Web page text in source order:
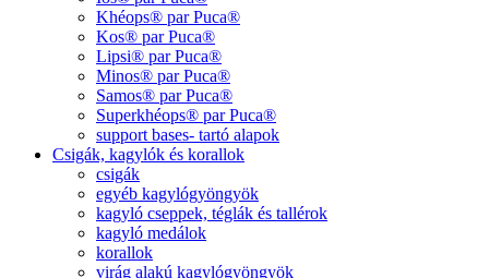
Khéops® par Puca®
Kos® par Puca®
Lipsi® par Puca®
Minos® par Puca®
Samos® par Puca®
Superkhéops® par Puca®
support bases- tartó alapok
Csigák, kagylók és korallok
csigák
egyéb kagylógyöngyök
kagyló cseppek, téglák és tallérok
kagyló medálok
korallok
virág alakú kagylógyöngyök